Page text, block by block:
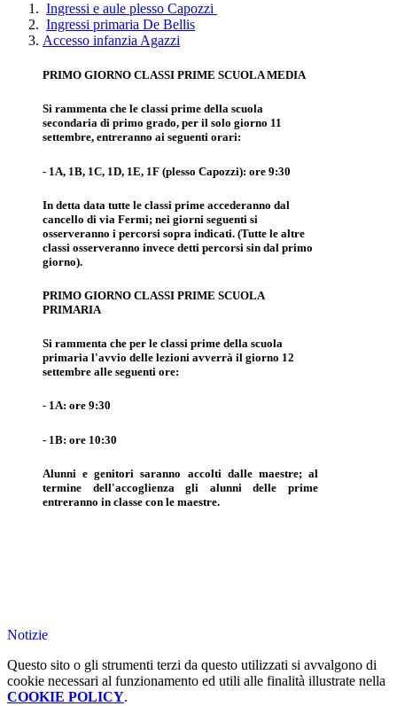
Ingressi e aule plesso Capozzi
Ingressi primaria De Bellis
Accesso infanzia Agazzi
PRIMO GIORNO CLASSI PRIME SCUOLA MEDIA
Si rammenta che le classi prime della scuola
secondaria di primo grado, per il solo giorno 11
settembre, entreranno ai seguenti orari:
- 1A, 1B, 1C, 1D, 1E, 1F (plesso Capozzi): ore 9:30
In detta data tutte le classi prime accederanno dal
cancello di via Fermi; nei giorni seguenti si
osserveranno i percorsi sopra indicati. (Tutte le altre
classi osserveranno invece detti percorsi sin dal primo
giorno).
PRIMO GIORNO CLASSI PRIME SCUOLA
PRIMARIA
Si rammenta che per le classi prime della scuola
primaria l'avvio delle lezioni avverrà il giorno 12
settembre alle seguenti ore:
- 1A: ore 9:30
- 1B: ore 10:30
Alunni e genitori saranno accolti dalle maestre; al
termine dell'accoglienza gli alunni delle prime
entreranno in classe con le maestre.
Notizie
Questo sito o gli strumenti terzi da questo utilizzati si avvalgono di
cookie necessari al funzionamento ed utili alle finalità illustrate nella
COOKIE POLICY.